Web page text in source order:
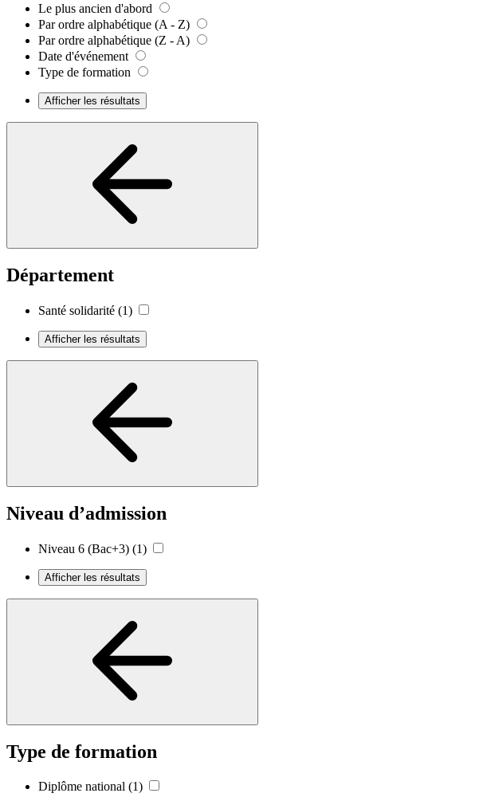
Le plus ancien d'abord
Par ordre alphabétique (A - Z)
Par ordre alphabétique (Z - A)
Date d'événement
Type de formation
Afficher les résultats
Département
Santé solidarité (1)
Afficher les résultats
Niveau d’admission
Niveau 6 (Bac+3) (1)
Afficher les résultats
Type de formation
Diplôme national (1)